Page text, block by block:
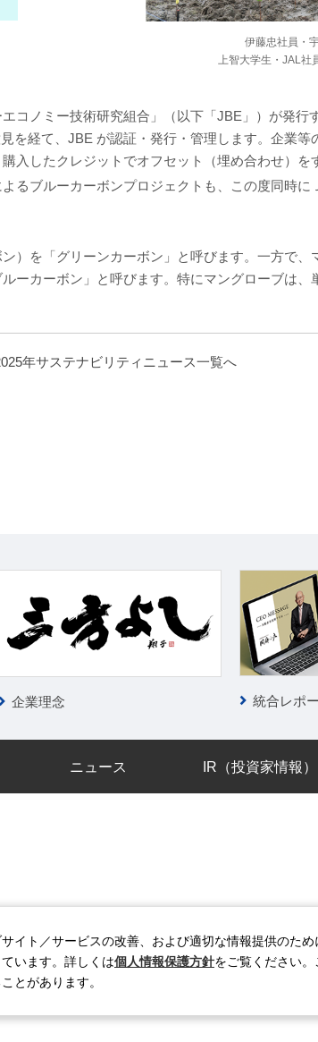
伊藤忠社員・
上智大学生・JAL社
コノミー技術研究組合」（以下「JBE」）が発行
を経て、JBE が認証・発行・管理します。企業等
入したクレジットでオフセット（埋め合わせ）を
るブルーカーボンプロジェクトも、この度同時
）を「グリーンカーボン」と呼びます。一方で
ーカーボン」と呼びます。特にマングローブは、
年サステナビリティニュース一覧へ
企業理念 統合レポ
ニュース IR（投資家情報）
イト／サービスの改善、および適切な情報提供のた
います。詳しくは個人情報保護方針をご覧ください
とがあります。